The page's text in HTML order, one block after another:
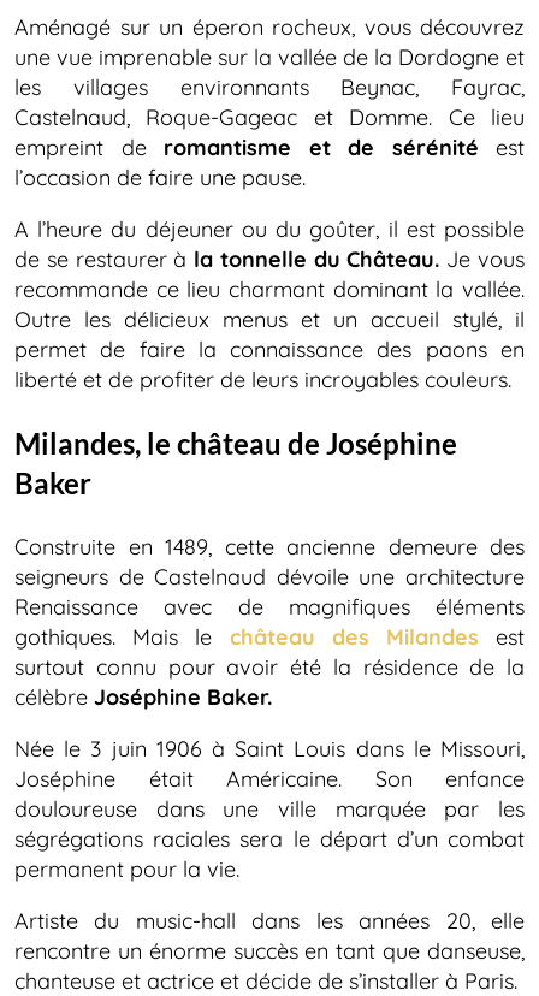
Aménagé sur un éperon rocheux, vous découvrez
une vue imprenable sur la vallée de la Dordogne et
les villages environnants Beynac, Fayrac,
Castelnaud, Roque-Gageac et Domme. Ce lieu
empreint de romantisme et de sérénité est
l’occasion de faire une pause.
A l’heure du déjeuner ou du goûter, il est possible
de se restaurer à la tonnelle du Château. Je vous
recommande ce lieu charmant dominant la vallée.
Outre les délicieux menus et un accueil stylé, il
permet de faire la connaissance des paons en
liberté et de profiter de leurs incroyables couleurs.
Milandes, le château de Joséphine
Baker
Construite en 1489, cette ancienne demeure des
seigneurs de Castelnaud dévoile une architecture
Renaissance avec de magnifiques éléments
gothiques. Mais le château des Milandes est
surtout connu pour avoir été la résidence de la
célèbre Joséphine Baker.
Née le 3 juin 1906 à Saint Louis dans le Missouri,
Joséphine était Américaine. Son enfance
douloureuse dans une ville marquée par les
ségrégations raciales sera le départ d’un combat
permanent pour la vie.
Artiste du music-hall dans les années 20, elle
rencontre un énorme succès en tant que danseuse,
chanteuse et actrice et décide de s’installer à Paris.